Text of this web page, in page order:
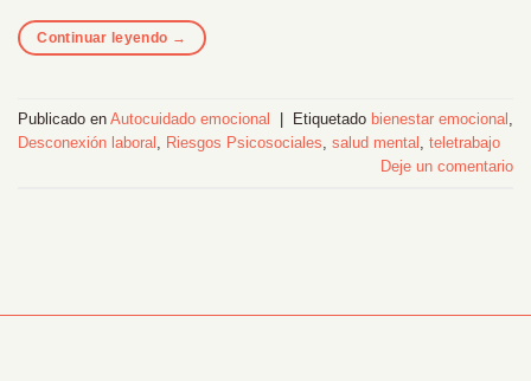
Continuar leyendo →
Publicado en Autocuidado emocional | Etiquetado bienestar emocional
Desconexión laboral
Riesgos Psicosociales salud mental teletrabajo
Deje un comentario